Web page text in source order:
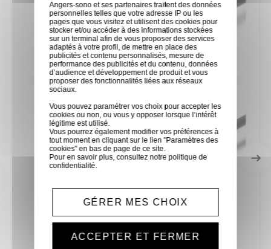
Angers-sono et ses partenaires traitent des données
personnelles telles que votre adresse IP ou les
pages que vous visitez et utilisent des cookies pour
stocker et/ou accéder à des informations stockées
sur un terminal afin de vous proposer des services
adaptés à votre profil, de mettre en place des
publicités et contenu personnalisés, mesure de
performance des publicités et du contenu, données
d’audience et développement de produit et vous
proposer des fonctionnalités liées aux réseaux
sociaux.
Vous pouvez paramétrer vos choix pour accepter les
cookies ou non, ou vous y opposer lorsque l’intérêt
légitime est utilisé.
Vous pourrez également modifier vos préférences à
tout moment en cliquant sur le lien "Paramètres des
cookies" en bas de page de ce site.
Pour en savoir plus, consultez notrepolitique de
confidentialité.
GÉRER MES CHOIX
ACCEPTER ET FERMER